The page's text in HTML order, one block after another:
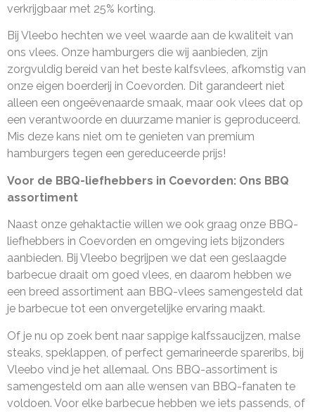
verkrijgbaar met 25% korting.
Bij Vleebo hechten we veel waarde aan de kwaliteit van
ons vlees. Onze hamburgers die wij aanbieden, zijn
zorgvuldig bereid van het beste kalfsvlees, afkomstig van
onze eigen boerderij in Coevorden. Dit garandeert niet
alleen een ongeëvenaarde smaak, maar ook vlees dat op
een verantwoorde en duurzame manier is geproduceerd.
Mis deze kans niet om te genieten van premium
hamburgers tegen een gereduceerde prijs!
Voor de BBQ-liefhebbers in Coevorden: Ons BBQ
assortiment
Naast onze gehaktactie willen we ook graag onze BBQ-
liefhebbers in Coevorden en omgeving iets bijzonders
aanbieden. Bij Vleebo begrijpen we dat een geslaagde
barbecue draait om goed vlees, en daarom hebben we
een breed assortiment aan BBQ-vlees samengesteld dat
je barbecue tot een onvergetelijke ervaring maakt.
Of je nu op zoek bent naar sappige kalfssaucijzen, malse
steaks, speklappen, of perfect gemarineerde spareribs, bij
Vleebo vind je het allemaal. Ons BBQ-assortiment is
samengesteld om aan alle wensen van BBQ-fanaten te
voldoen. Voor elke barbecue hebben we iets passends, of